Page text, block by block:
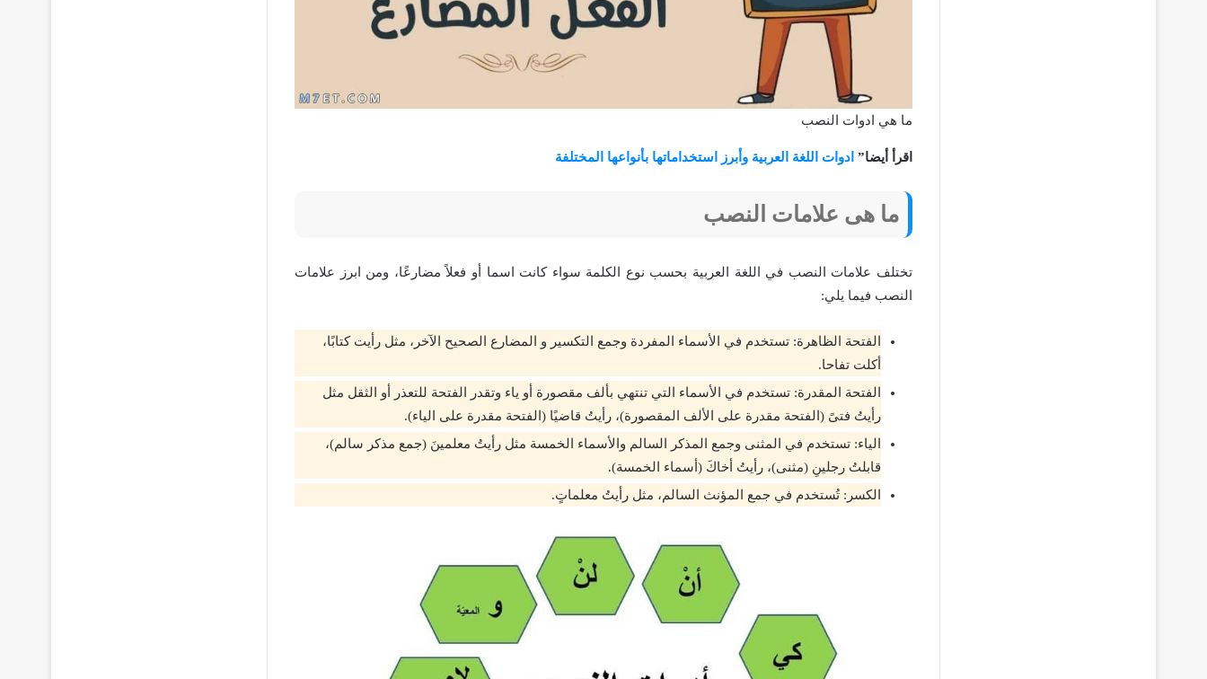
ما هي ادوات النصب
اقرأ أيضا” ادوات اللغة العربية وأبرز استخداماتها بأنواعها المختلفة
ما هى علامات النصب
تختلف علامات النصب في اللغة العربية بحسب نوع الكلمة سواء كانت اسما أو فعلاً مضارعًا، ومن ابرز علامات
النصب فيما يلي:
الفتحة الظاهرة: تستخدم في الأسماء المفردة وجمع التكسير و المضارع الصحيح الآخر، مثل رأيت كتابًا،
أكلت تفاحا.
الفتحة المقدرة: تستخدم في الأسماء التي تنتهي بألف مقصورة أو ياء وتقدر الفتحة للتعذر أو الثقل مثل
رأيتُ فتىً (الفتحة مقدرة على الألف المقصورة)، رأيتُ قاضيًا (الفتحة مقدرة على الياء).
الياء: تستخدم في المثنى وجمع المذكر السالم والأسماء الخمسة مثل رأيتُ معلمينَ (جمع مذكر سالم)،
قابلتُ رجلينِ (مثنى)، رأيتُ أخاكَ (أسماء الخمسة).
الكسر: تُستخدم في جمع المؤنث السالم، مثل رأيتُ معلماتٍ.